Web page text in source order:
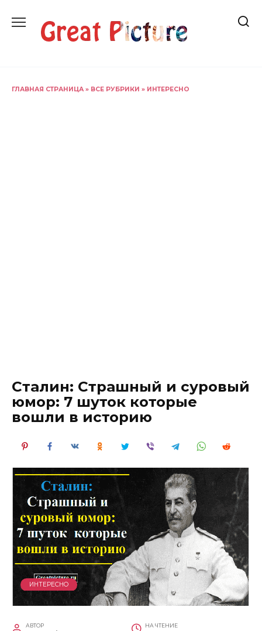
содержанию
ГЛАВНАЯ СТРАНИЦА » ВСЕ РУБРИКИ » ИНТЕРЕСНО
Сталин: Страшный и суровый
юмор: 7 шуток которые
вошли в историю
ИНТЕРЕСНО
АВТОР НА ЧТЕНИЕ